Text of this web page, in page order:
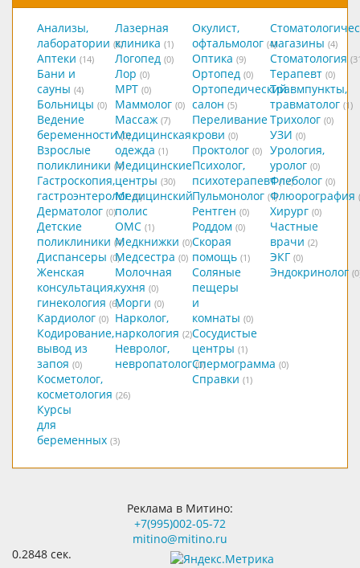
Анализы,
лаборатории (8)
Аптеки (14)
Бани и
сауны (4)
Больницы (0)
Ведение
беременности (0)
Взрослые
поликлиники (4)
Гастроскопия,
гастроэнтеролог (0)
Дерматолог (0)
Детские
поликлиники (4)
Диспансеры (0)
Женская
консультация,
гинекология (6)
Кардиолог (0)
Кодирование,
вывод из
запоя (0)
Косметолог,
косметология (26)
Курсы
для
беременных (3)
Лазерная
клиника (1)
Логопед (0)
Лор (0)
МРТ (0)
Маммолог (0)
Массаж (7)
Медицинская
одежда (1)
Медицинские
центры (30)
Медицинский
полис
ОМС (1)
Медкнижки (0)
Медсестра (0)
Молочная
кухня (0)
Морги (0)
Нарколог,
наркология (2)
Невролог,
невропатолог (0)
Окулист,
офтальмолог (4)
Оптика (9)
Ортопед (0)
Ортопедический
салон (5)
Переливание
крови (0)
Проктолог (0)
Психолог,
психотерапевт (12)
Пульмонолог (1)
Рентген (0)
Роддом (0)
Скорая
помощь (1)
Соляные
пещеры
и
комнаты (0)
Сосудистые
центры (1)
Спермограмма (0)
Справки (1)
магазины (4)
Стоматология
Терапевт (0)
Травмпункты,
травматолог (1)
Трихолог (0)
УЗИ (0)
Урология,
уролог (0)
Флеболог (0)
Флюорография
Хирург (0)
Частные
врачи (2)
ЭКГ (0)
Эндокринолог
Реклама в Митино:
+7(995)002-05-72
mitino@mitino.ru
0.2848 сек.